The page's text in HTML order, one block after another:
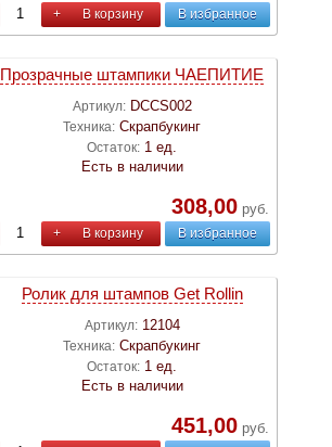
+ В корзину В избранное
Прозрачные штампики ЧАЕПИТИЕ
Артикул: DCCS002
Техника: Скрапбукинг
Остаток: 1 ед.
Есть в наличии
308,00руб.
+ В корзину В избранное
Ролик для штампов Get Rollin
Артикул: 12104
Техника: Скрапбукинг
Остаток: 1 ед.
Есть в наличии
451,00руб.